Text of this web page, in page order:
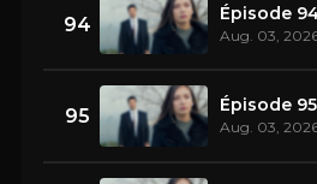
94 Épisode
Aug. 03,
95 Épisode 95
Aug. 03,